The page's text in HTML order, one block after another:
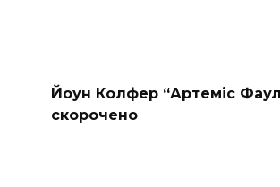
Йоун Колфер “Артеміс
скорочено